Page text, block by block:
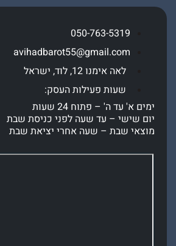
050-763-5319
avihadbarot55@gmail.com
לאה אימנו 12, לוד, ישראל
שעות פעילות העסק:
עד ה' – פתוח 24 שעות
– עד שעה לפני כניסת שבת
שבת – שעה אחרי יציאת שבת